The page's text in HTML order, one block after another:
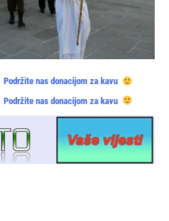
Podržite nas donacijom za kavu
Podržite nas donacijom za kavu